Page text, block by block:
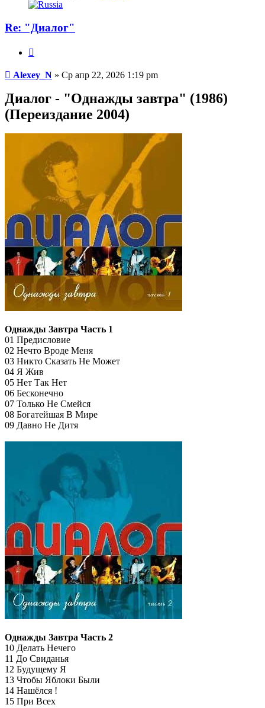
Re: "Диалог"
Сообщение
Alexey_N » Ср апр 22, 2026 1:19 pm
Диалог - "Однажды завтра" (1986)
(Переиздание 2004)
Однажды Завтра Часть 1
01 Предисловие
02 Нечто Вроде Меня
03 Никто Сказать Не Может
04 Я Жив
05 Нет Так Нет
06 Бесконечно
07 Только Не Смейся
08 Богатейшая В Мире
09 Давно Не Дитя
Однажды Завтра Часть 2
10 Делать Нечего
11 До Свиданья
12 Будущему Я
13 Чтобы Яблоки Были
14 Нашёлся !
15 При Всех